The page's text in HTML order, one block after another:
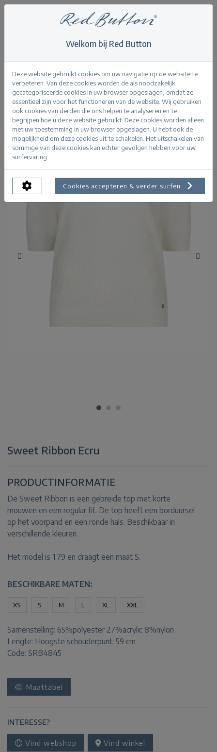
Knitwear > Sweet Ribbon
Terug
Sweet Ribbon Ecru
PRODUCTINFORMATIE
De Sweet Ribbon is een gebreide top met korte
mouwen en een regular fit. De top heeft een borduursel
op het voorpand en een ronde hals. Beschikbaar in
verschillende kleuren.
Het model is 1.79 en draagt een maat S.
BESCHIKBARE MATEN:
XS S M L XL XXL
Samenstelling: 65%polyester 27%acrylic 8%nylon
Lengte: Hoogste schouderpunt: 59 cm
Code: SRB4845
Maattabel
INTERESSE?
Vind webshop Vind winkel
Welkom bij Red Button
Deze website gebruikt cookies om uw navigatie op de website te
verbeteren. Van deze cookies worden de als noodzakelijk
gecategoriseerde cookies in uw browser opgeslagen, omdat ze
essentieel zijn voor het functioneren van de website. Wij gebruiken
ook cookies van derden die ons helpen te analyseren en te
begrijpen hoe u deze website gebruikt. Deze cookies worden alleen
met uw toestemming in uw browser opgeslagen. U hebt ook de
mogelijkheid om deze cookies uit te schakelen. Het uitschakelen van
sommige van deze cookies kan echter gevolgen hebben voor uw
surfervaring.
Cookies accepteren & verder surfen